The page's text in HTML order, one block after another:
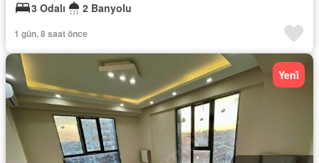
3 Odalı
2 Banyolu
1 gün, 8 saat önce
Yeni̇